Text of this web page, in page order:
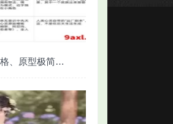
面向、阴影、次人格、原型极简对照